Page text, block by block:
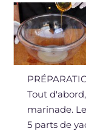
Tout
marinade.
5 parts de